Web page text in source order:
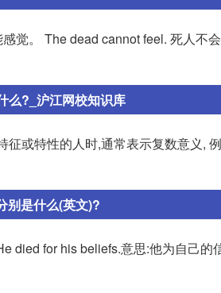
觉。 The dead cannot feel. 死人不
么?_沪江网校知识库
征或特性的人时,通常表示复数意义,
别是什么(英文)?
died for his beliefs.意思:他为自己